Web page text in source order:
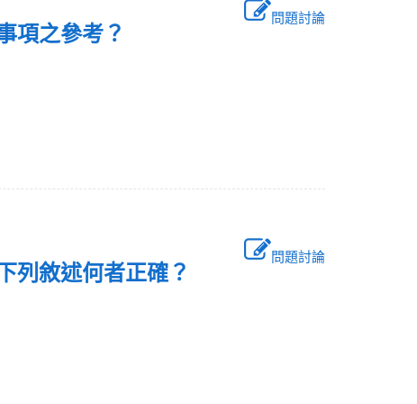
問題討論
項之參考？
問題討論
列敘述何者正確？